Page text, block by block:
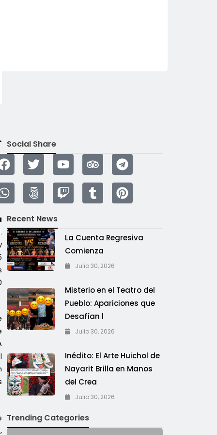
.
Social Share
Recent News
La Cuenta Regresiva
Comienza
Julio 30, 2026
Misterio en el Teatro del
Pueblo: Apariciones que
Desafían l
Julio 30, 2026
Inédito: El Arte Huichol de
Nayarit Brilla en Manos
del Crea
Julio 30, 2026
Trending Categories